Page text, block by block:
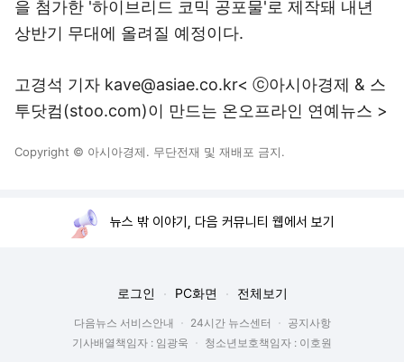
을 첨가한 '하이브리드 코믹 공포물'로 제작돼 내년
상반기 무대에 올려질 예정이다.
고경석 기자 kave@asiae.co.kr< ⓒ아시아경제 & 스
투닷컴(stoo.com)이 만드는 온오프라인 연예뉴스 >
Copyright © 아시아경제. 무단전재 및 재배포 금지.
뉴스 밖 이야기, 다음 커뮤니티 웹에서 보기
로그인 PC화면 전체보기
다음뉴스 서비스안내 24시간 뉴스센터
공지사항
기사배열책임자 : 임광욱
청소년보호책임자 : 이호원